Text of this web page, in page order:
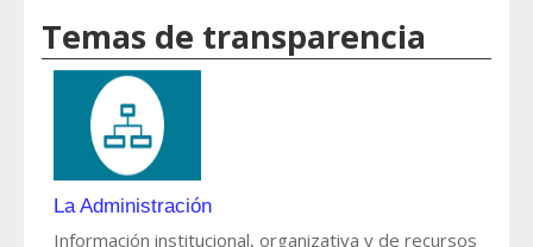
Temas de transparencia
La Administración
Información institucional, organizativa y de recursos